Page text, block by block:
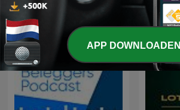
APP DOWNLOADEN